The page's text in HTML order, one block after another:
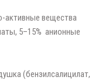
активные вещества
5–15% анионные
(бензилсалицилат,